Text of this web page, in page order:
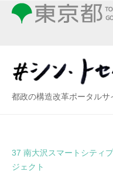
シ
セ
都政の構造改革ポータルサ
37 南大沢スマートシティ
ジェクト
ン
イ